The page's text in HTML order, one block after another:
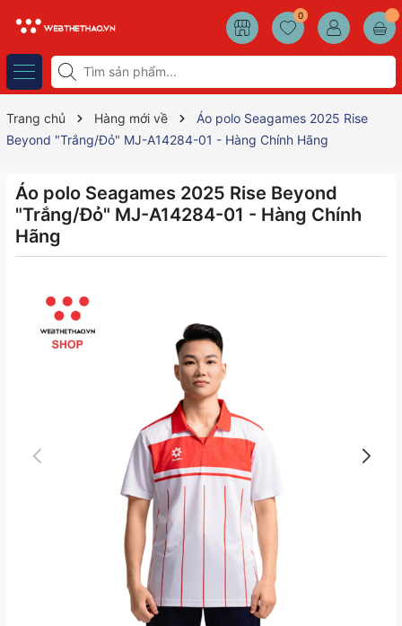
0
Trang chủ Hàng mới về
Áo polo Seagames 2025 Rise
Beyond "Trắng/Đỏ" MJ-A14284-01 - Hàng Chính Hãng
Áo polo Seagames 2025 Rise Beyond
"Trắng/Đỏ" MJ-A14284-01 - Hàng Chính
Hãng